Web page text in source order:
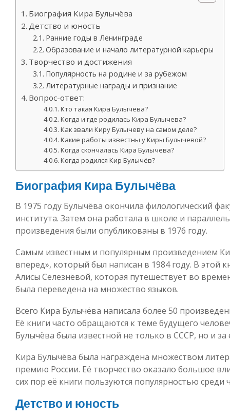
Биография Кира Булычёва
Детство и юность
Ранние годы в Ленинграде
Образование и начало литературной карьеры
Творчество и достижения
Популярность на родине и за рубежом
Литературные награды и признание
Вопрос-ответ:
Кто такая Кира Булычева?
Когда и где родилась Кира Булычева?
Как звали Киру Булычеву на самом деле?
Какие работы известны у Киры Булычевой?
Когда скончалась Кира Булычева?
Когда родился Кир Булычёв?
Биография Кира Булычёва
В 1975 году Булычёва окончила филологический
института. Затем она работала в школе и
произведения были опубликованы в 1976 году.
Самым известным и популярным произведением
вперед», который был написан в 1984 году. В этой
Алисы Селезнёвой, которая путешествует во
была переведена на множество языков.
Всего Кира Булычёва написала более 50
Её книги часто обращаются к теме будущего
Булычёва была известной не только в СССР, но и за
Кира Булычёва была награждена множеством
премию России. Её творчество оказало большое
сих пор её книги пользуются популярностью среди
Детство и юность